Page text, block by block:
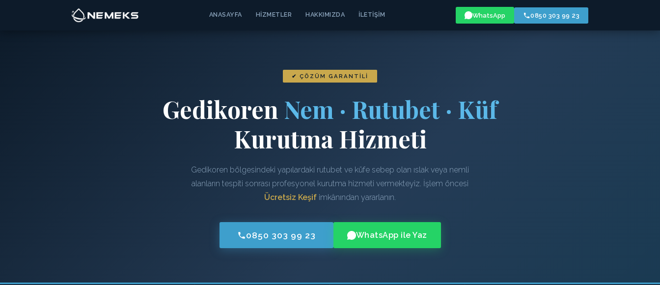
ANASAYFA HIZMETLER HAKKIMIZDA İLETIŞIM WhatsApp 0850 303 99 23
✔ ÇÖZÜM GARANTILI
Gedikoren Nem · Rutubet · Küf
Kurutma Hizmeti
Gedikoren bölgesindeki yapılardaki rutubet ve küfe sebep olan ıslak veya nemli
alanların tespiti sonrası profesyonel kurutma hizmeti vermekteyiz. İşlem öncesi
Ücretsiz Keşif imkânından yararlanın.
0850 303 99 23 WhatsApp ile Yaz